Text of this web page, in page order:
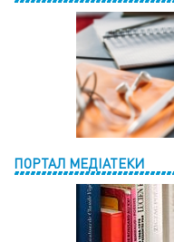
ПОРТАЛ МЕДІАТЕКИ